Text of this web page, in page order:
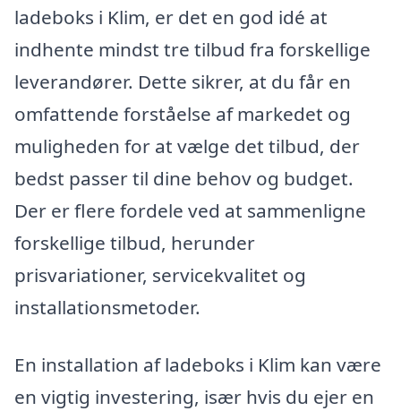
ladeboks i Klim, er det en god idé at
indhente mindst tre tilbud fra forskellige
leverandører. Dette sikrer, at du får en
omfattende forståelse af markedet og
muligheden for at vælge det tilbud, der
bedst passer til dine behov og budget.
Der er flere fordele ved at sammenligne
forskellige tilbud, herunder
prisvariationer, servicekvalitet og
installationsmetoder.
En installation af ladeboks i Klim kan være
en vigtig investering, især hvis du ejer en